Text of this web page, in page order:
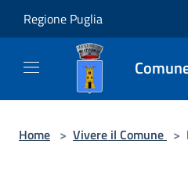
Regione Puglia
Home > Vivere il Comune >